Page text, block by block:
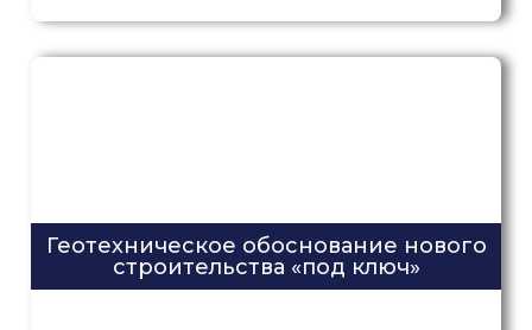
Геотехническое обоснование нового
строительства «под ключ»
Отправить